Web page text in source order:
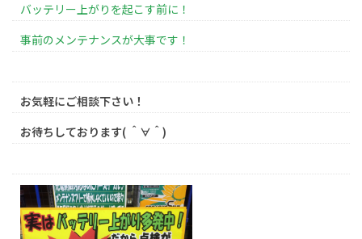
バッテリー上がりを起こす前に！
事前のメンテナンスが大事です！
お気軽にご相談下さい！
お待ちしております( ＾∀＾)